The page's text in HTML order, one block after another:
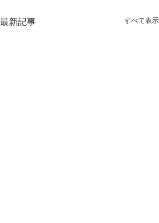
最新記事 すべて表示